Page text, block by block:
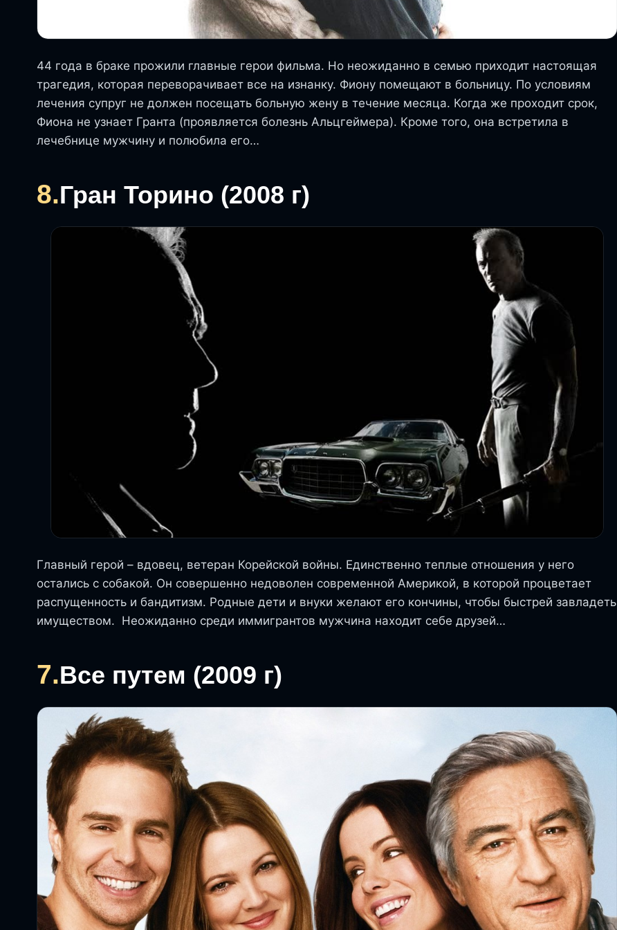
44 года в браке прожили главные герои фильма. Но неожиданно в семью приходит настоящая
трагедия, которая переворачивает все на изнанку. Фиону помещают в больницу. По условиям
лечения супруг не должен посещать больную жену в течение месяца. Когда же проходит срок,
Фиона не узнает Гранта (проявляется болезнь Альцгеймера). Кроме того, она встретила в
лечебнице мужчину и полюбила его…
8.Гран Торино (2008 г)
Главный герой – вдовец, ветеран Корейской войны. Единственно теплые отношения у него
остались с собакой. Он совершенно недоволен современной Америкой, в которой процветает
распущенность и бандитизм. Родные дети и внуки желают его кончины, чтобы быстрей завладеть
имуществом. Неожиданно среди иммигрантов мужчина находит себе друзей…
7.Все путем (2009 г)